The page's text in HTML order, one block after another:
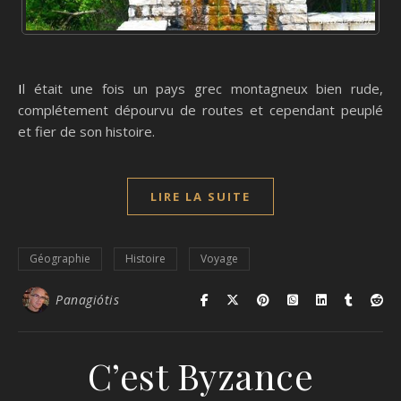
Il était une fois un pays grec montagneux bien rude,
complétement dépourvu de routes et cependant peuplé
et fier de son histoire.
LIRE LA SUITE
Géographie Histoire Voyage
Panagiótis
C’est Byzance